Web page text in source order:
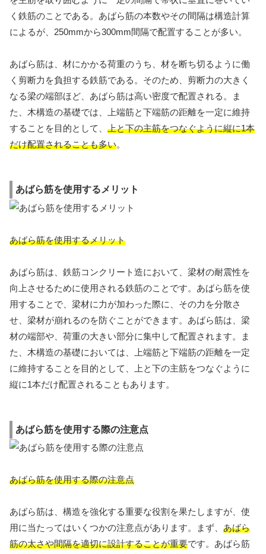
く鉄筋のことである。あばら筋の本数やその間隔は構造計算
によるが、250mmから300mm間隔で配置することが多い。
あばら筋は、材にかかる荷重のうち、材を断ち切るように働
く剪断力を負担する鉄筋である。そのため、剪断力の大きく
なる梁の端部ほど、あばら筋は高い密度で配置される。ま
た、木構造の基礎では、上端筋と下端筋の距離を一定に維持
することを目的として、 上と下の主筋をつなぐように縦に1本
だけ配置されることも多い。
あばら筋を使用するメリット
あばら筋を使用するメリット
あばら筋は、鉄筋コンクリート造において、梁材の耐震性を
向上させるために使用される鉄筋のことです。あばら筋を使
用することで、梁材に力が加わった際に、その力を分散さ
せ、梁材が崩れるのを防ぐことができます。あばら筋は、梁
材の端部や、荷重の大きい部分に集中して配置されます。ま
た、木構造の基礎においては、上端筋と下端筋の距離を一定
に維持することを目的として、上と下の主筋をつなぐように
縦に1本だけ配置されることもあります。
あばら筋を使用する際の注意点
あばら筋を使用する際の注意点
あばら筋は、構造を強化する重要な役割を果たしますが、使
用に当たってはいくつかの注意点があります。まず、 あばら
筋の太さや間隔を適切に設計することが重要です。あばら筋